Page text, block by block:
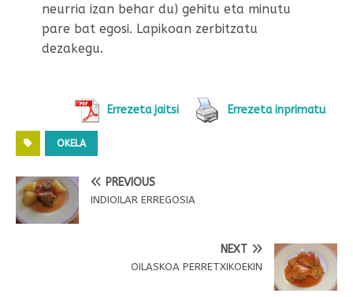
neurria izan behar du) gehitu eta minutu
pare bat egosi. Lapikoan zerbitzatu
dezakegu.
Errezeta jaitsi Errezeta inprimatu
OKELA
PREVIOUS
INDIOILAR ERREGOSIA
NEXT
OILASKOA PERRETXIKOEKIN